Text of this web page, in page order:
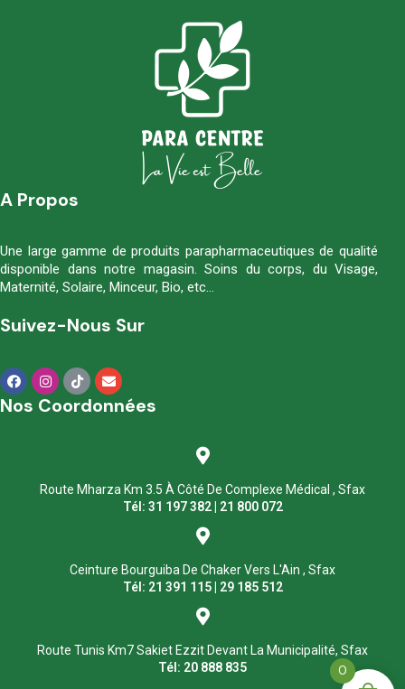
A Propos
Une large gamme de produits parapharmaceutiques de qualité
disponible dans notre magasin. Soins du corps, du Visage,
Maternité, Solaire, Minceur, Bio, etc…
Suivez-Nous Sur
Nos Coordonnées
Route Mharza Km 3.5 À Côté De Complexe Médical , Sfax
Tél: 31 197 382 | 21 800 072
Ceinture Bourguiba De Chaker Vers L'Ain , Sfax
Tél: 21 391 115 | 29 185 512
Route Tunis Km7 Sakiet Ezzit Devant La Municipalité, Sfax
Tél: 20 888 835
0